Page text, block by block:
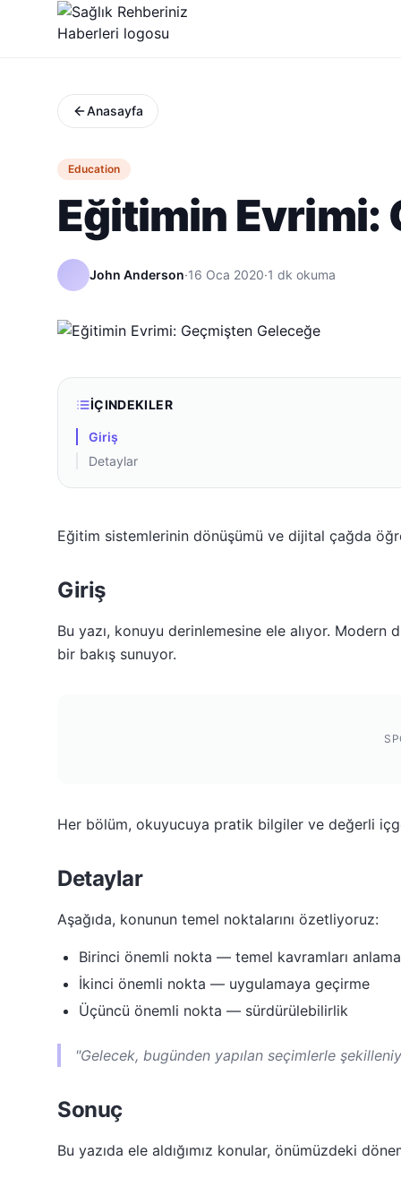
Anasayfa
Education
Eğitimin Evrimi:
John Anderson·16 Oca 2020·1 dk okuma
İÇINDEKILER
Giriş
Detaylar
Eğitim sistemlerinin dönüşümü ve dijital çağda
Giriş
Bu yazı, konuyu derinlemesine ele alıyor. Modern
bir bakış sunuyor.
Her bölüm, okuyucuya pratik bilgiler ve değerli
Detaylar
Aşağıda, konunun temel noktalarını özetliyoruz:
Birinci önemli nokta — temel kavramları anlama
İkinci önemli nokta — uygulamaya geçirme
Üçüncü önemli nokta — sürdürülebilirlik
"Gelecek, bugünden yapılan seçimlerle
Sonuç
Bu yazıda ele aldığımız konular, önümüzdeki